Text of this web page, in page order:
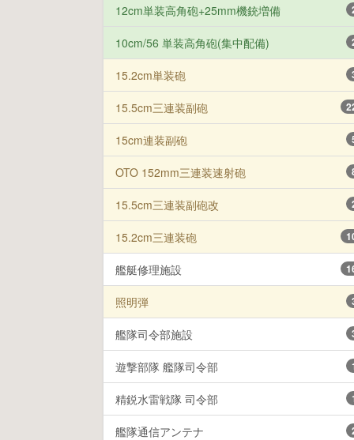
12cm単装高角砲+25mm機銃増備
10cm/56 単装高角砲(集中配備)
15.2cm単装砲
15.5cm三連装副砲
15cm連装副砲
OTO 152mm三連装速射砲
15.5cm三連装副砲改
15.2cm三連装砲
艦艇修理施設
照明弾
艦隊司令部施設
遊撃部隊 艦隊司令部
精鋭水雷戦隊 司令部
艦隊通信アンテナ